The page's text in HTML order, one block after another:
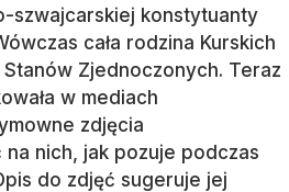
szwajcarskiej konstytuanty
cała rodzina Kurskich
Zjednoczonych. Teraz
w mediach
zdjęcia
na nich, jak pozuje podczas
do zdjęć sugeruje jej